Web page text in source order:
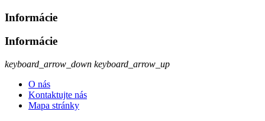
Informácie
Informácie
keyboard_arrow_down keyboard_arrow_up
O nás
Kontaktujte nás
Mapa stránky